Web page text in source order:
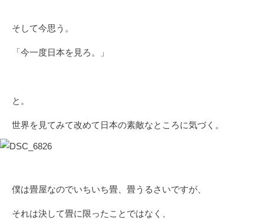
そして今思う。
「今一度日本を見ろ。」
と。
世界を見てみて改めて日本の素敵なところに気づく。
僕は畳屋なのでいちいち畳、畳うるさいですが、
それは決して畳に限ったことではなく、